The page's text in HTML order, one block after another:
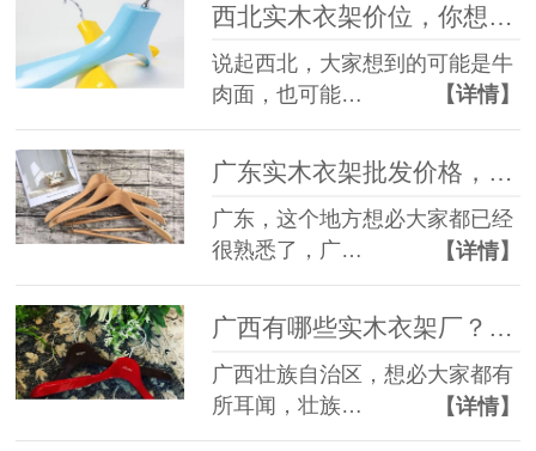
西北实木衣架价位，你想要了解吗？【华恩衣架】
说起西北，大家想到的可能是牛
肉面，也可能…
【详情】
广东实木衣架批发价格，它你一定不能错过【华恩衣架】
广东，这个地方想必大家都已经
很熟悉了，广…
【详情】
广西有哪些实木衣架厂？带你走进广西的衣架家园【华恩衣架】
广西壮族自治区，想必大家都有
所耳闻，壮族…
【详情】